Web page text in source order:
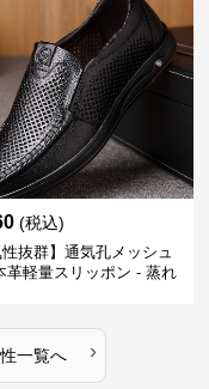
(税込)
性抜群】通気孔メッシュ
革軽量スリッポン - 蒸れ
一覧へ ›